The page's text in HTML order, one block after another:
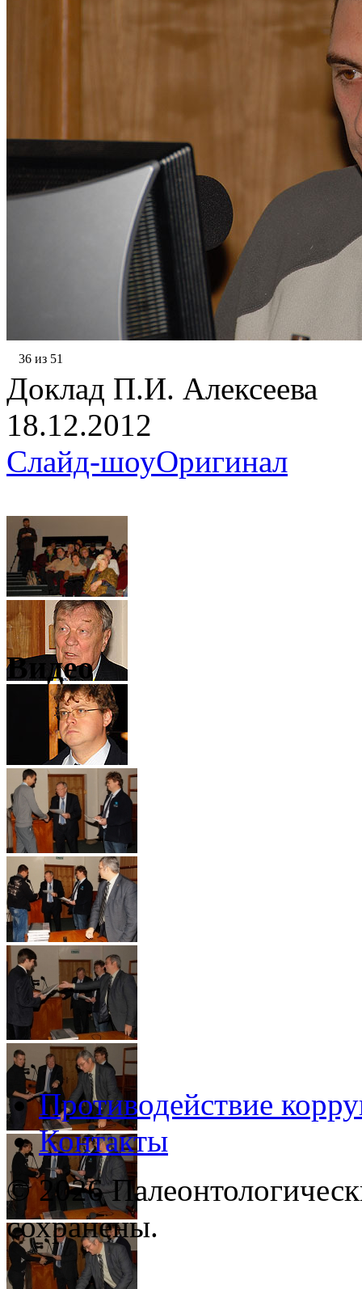
36 из 51
Доклад П.И. Алексеева
18.12.2012
Слайд-шоуОригинал
Видео
Противодействие
Контакты
© 2026
сохранены.